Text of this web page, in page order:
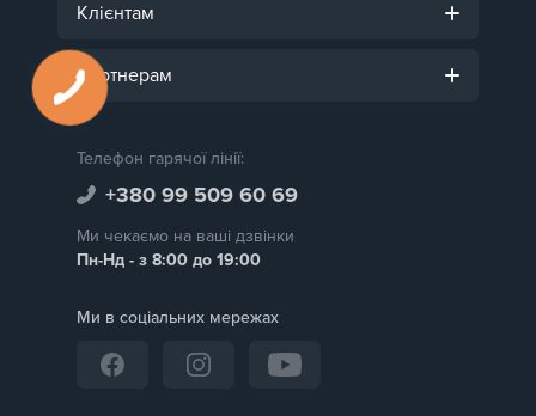
Клієнтам
Партнерам
Телефон гарячої лінії:
+380 99 509 60 69
Ми чекаємо на ваші дзвінки
Пн-Нд - з 8:00 до 19:00
Ми в соціальних мережах